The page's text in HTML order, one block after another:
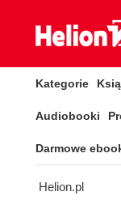
Kategorie
Audiobooki
Darmowe
Helion.pl